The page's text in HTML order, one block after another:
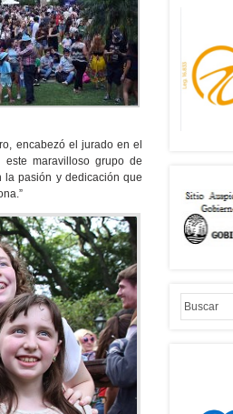
encabezó el jurado en el
este maravilloso grupo de
la pasión y dedicación que